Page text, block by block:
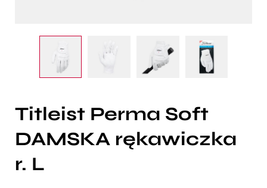
Titleist Perma Soft
DAMSKA rękawiczka
r. L